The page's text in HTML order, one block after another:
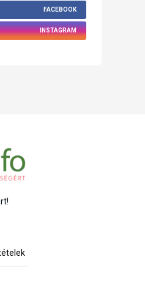
FACEBOOK
INSTAGRAM